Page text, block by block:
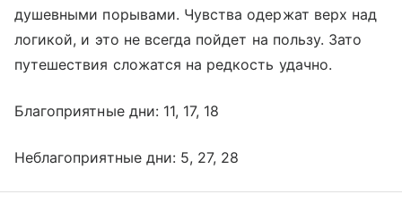
душевными порывами. Чувства одержат верх над
логикой, и это не всегда пойдет на пользу. Зато
путешествия сложатся на редкость удачно.
Благоприятные дни: 11, 17, 18
Неблагоприятные дни: 5, 27, 28